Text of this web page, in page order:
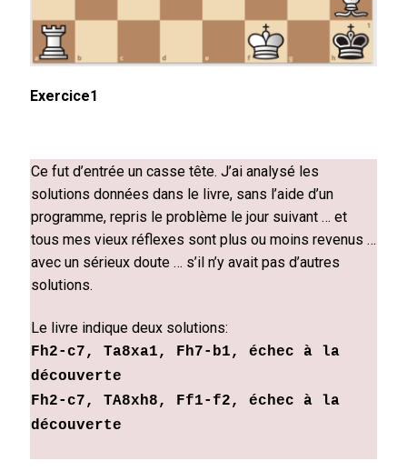
Exercice1
Ce fut d’entrée un casse tête. J’ai analysé les
solutions données dans le livre, sans l’aide d’un
programme, repris le problème le jour suivant … et
tous mes vieux réflexes sont plus ou moins revenus …
avec un sérieux doute … s’il n’y avait pas d’autres
solutions.
Le livre indique deux solutions:
Fh2-c7, Ta8xa1, Fh7-b1, échec à la
découverte
Fh2-c7, TA8xh8, Ff1-f2, échec à la
découverte